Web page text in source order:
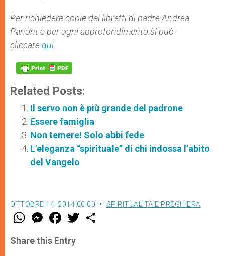
Per richiedere copie dei libretti di padre Andrea
Panont e per ogni approfondimento si può
cliccarequi
Related Posts:
Il servo non è più grande del padrone
Essere famiglia
Non temere! Solo abbi fede
L’eleganza “spirituale” di chi indossa l’abito
del Vangelo
OTTOBRE 14, 2014 00:00 SPIRITUALITÀ E PREGHIERA
W
t
s
M
e
s
e
F
a
e
b
w
Share this Entry